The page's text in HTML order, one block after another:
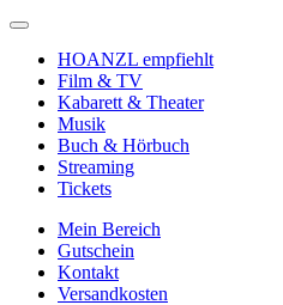
HOANZL empfiehlt
Film & TV
Kabarett & Theater
Musik
Buch & Hörbuch
Streaming
Tickets
Mein Bereich
Gutschein
Kontakt
Versandkosten